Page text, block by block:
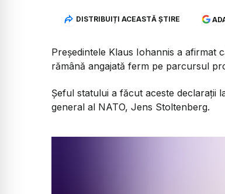
DISTRIBUIȚI ACEASTĂ ȘTIRE
Președintele Klaus Iohannis a afirmat
rămână angajată ferm pe parcursul
Șeful statului a făcut aceste declarații
general al NATO, Jens Stoltenberg.